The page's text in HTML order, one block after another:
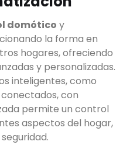
domótico y
la forma en
hogares, ofreciendo
y personalizadas.
inteligentes, como
con
permite un control
aspectos del hogar,